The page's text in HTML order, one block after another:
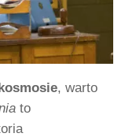
, warto
to